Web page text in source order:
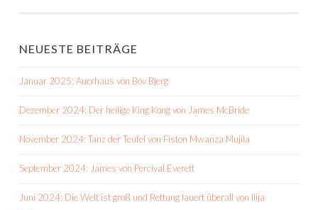
NEUESTE BEITRÄGE
Januar 2025: Auerhaus von Bov Bjerg
Dezember 2024: Der heilige King Kong von James McBride
November 2024: Tanz der Teufel von Fiston Mwanza Mujila
September 2024: James von Percival Everett
Juni 2024: Die Welt ist groß und Rettung lauert überall von Ilija